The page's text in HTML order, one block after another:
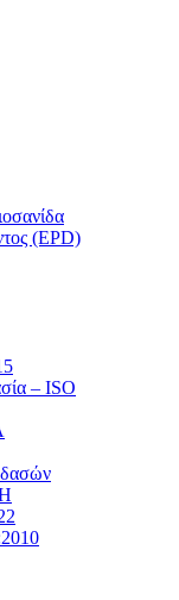
(EPD)
– ISO
δασών